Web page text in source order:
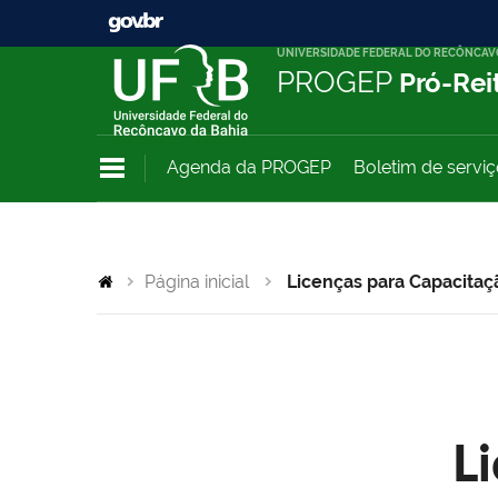
UNIVERSIDADE FEDERAL DO
PROGEP Pró-
Agenda da PROGEP Boletim de
Página inicial Licenças para